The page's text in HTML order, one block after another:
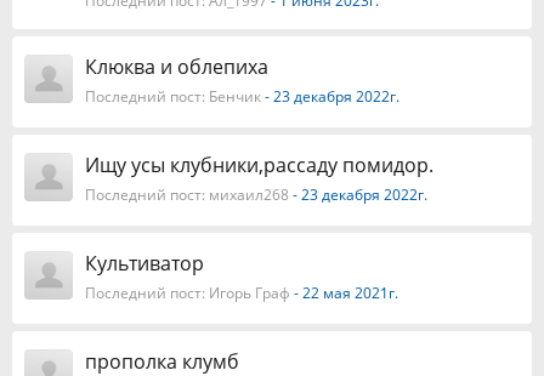
Клюква и облепиха
Последний пост: Бенчик- 23 декабря 2022г.
Ищу усы клубники,рассаду помидор.
Последний пост: михаил268 - 23 декабря 2022г.
Культиватор
Последний пост: Игорь Граф - 22 мая 2021г.
прополка клумб